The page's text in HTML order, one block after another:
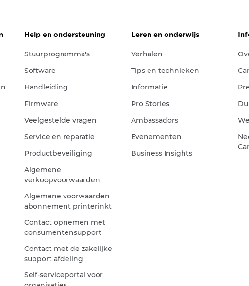
Help en ondersteuning
Stuurprogramma's
Software
Handleiding
Firmware
Veelgestelde vragen
Service en reparatie
Productbeveiliging
Algemene
verkoopvoorwaarden
Algemene voorwaarden
abonnement printerinkt
Contact opnemen met
consumentensupport
Contact met de zakelijke
support afdeling
Self-serviceportal voor
Leren en onderwijs
Verhalen
Tips en technieken
Informatie
Pro Stories
Ambassadors
Evenementen
Business Insights